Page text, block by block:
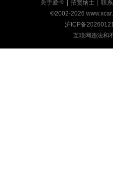
关于爱卡 招贤纳士
联
©2002-2026
沪ICP备
互联网违法和